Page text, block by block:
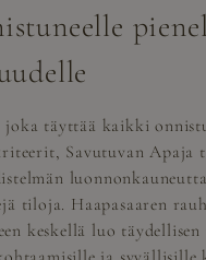
täyttää kaikki
Savutuvan Apaja
tiloja. Haapasaaren
keskellä luo